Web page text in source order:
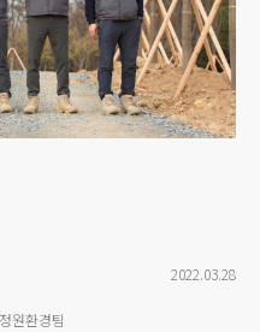
2022.03.28
원환경팀